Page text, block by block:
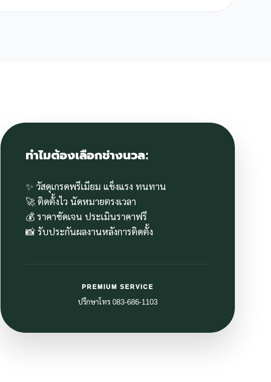
ทำไมต้องเลือกช่างนวล:
✨ วัสดุเกรดพรีเมียม แข็งแรง ทนทาน
🚀 ติดตั้งไว นัดหมายตรงเวลา
💰 ราคาชัดเจน ประเมินราคาฟรี
📸 รับประกันผลงานหลังการติดตั้ง
PREMIUM SERVICE
ปรึกษาโทร 083-686-1103